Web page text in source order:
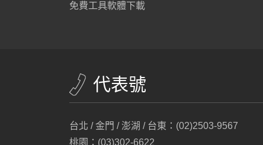
免費工具軟體下載
代表號
台北 / 金門 / 澎湖 / 台東：(02)2503-9567
桃園：(03)302-6622